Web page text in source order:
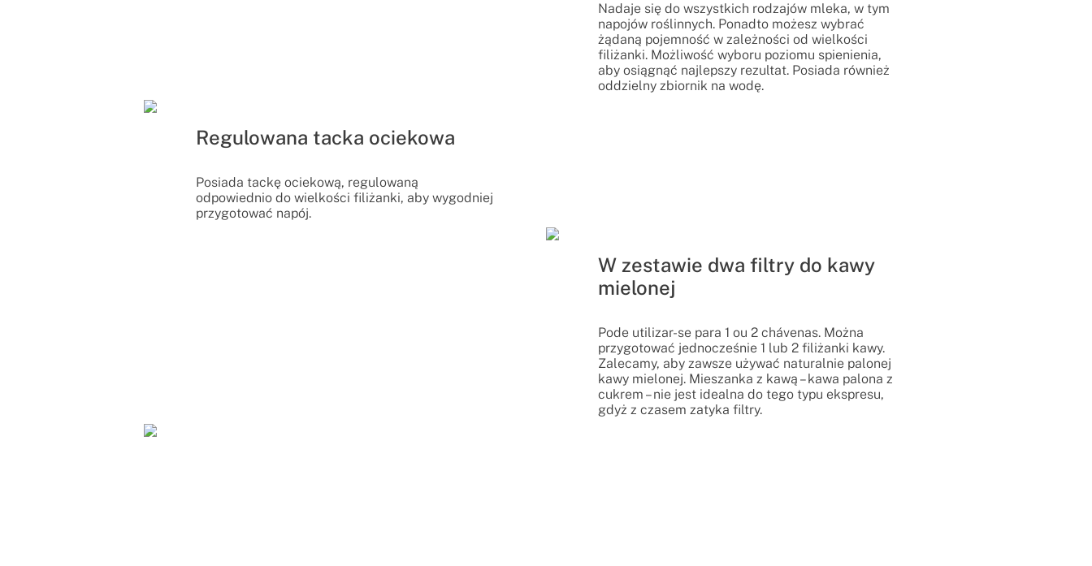
Nadaje się do wszystkich rodzajów mleka, w tym
napojów roślinnych. Ponadto możesz wybrać
żądaną pojemność w zależności od wielkości
filiżanki. Możliwość wyboru poziomu spienienia,
aby osiągnąć najlepszy rezultat. Posiada również
oddzielny zbiornik na wodę.
Regulowana tacka ociekowa
Posiada tackę ociekową, regulowaną
odpowiednio do wielkości filiżanki, aby wygodniej
przygotować napój.
W zestawie dwa filtry do kawy
mielonej
Pode utilizar-se para 1 ou 2 chávenas. Można
przygotować jednocześnie 1 lub 2 filiżanki kawy.
Zalecamy, aby zawsze używać naturalnie palonej
kawy mielonej. Mieszanka z kawą – kawa palona z
cukrem – nie jest idealna do tego typu ekspresu,
gdyż z czasem zatyka filtry.